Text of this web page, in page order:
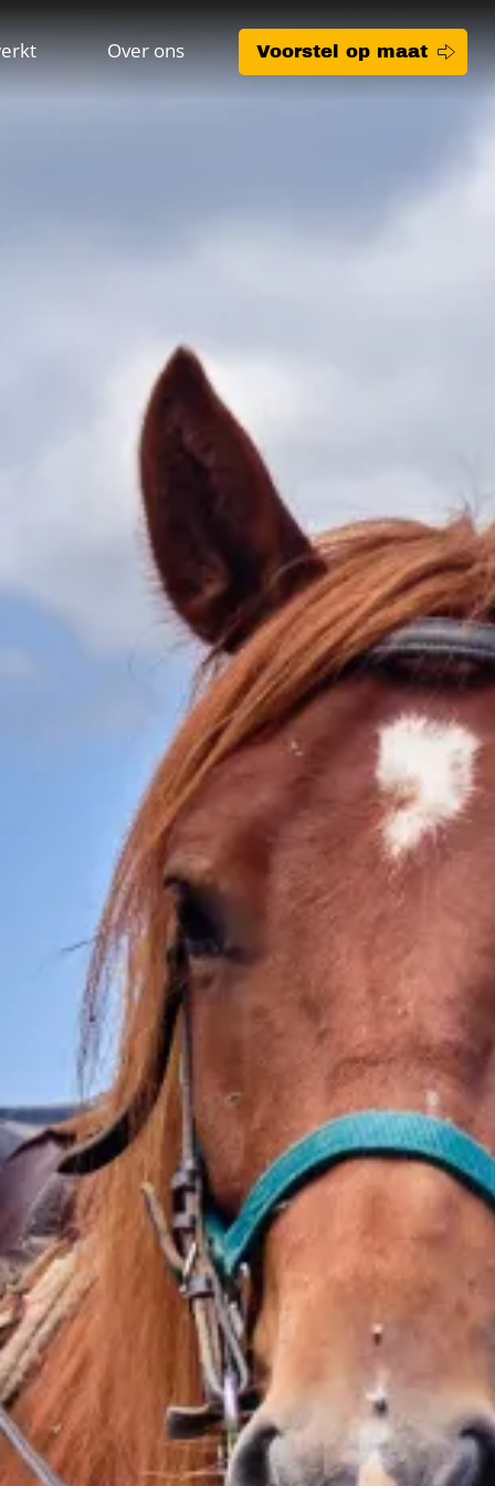
Over ons Voorstel op maat